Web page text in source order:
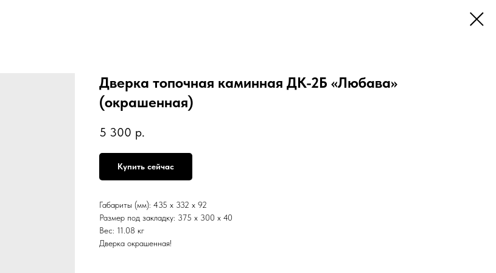
Дверка топочная каминная ДК-2Б «Любава»
(окрашенная)
5 300 р.
Купить сейчас
Габариты (мм): 435 x 332 x 92
Размер под закладку: 375 x 300 x 40
Вес: 11.08 кг
Дверка окрашенная!